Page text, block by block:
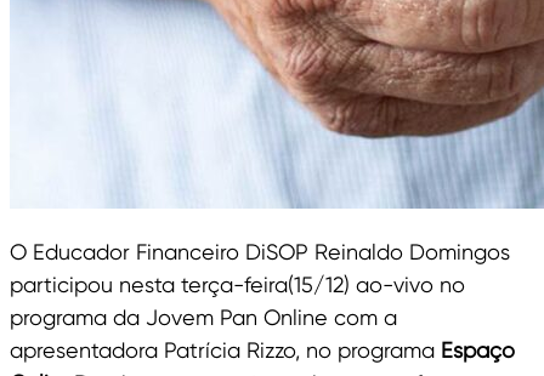
O Educador Financeiro DiSOP Reinaldo Domingos
participou nesta terça-feira(15/12) ao-vivo no
programa da Jovem Pan Online com a
apresentadora Patrícia Rizzo, no programa Espaço